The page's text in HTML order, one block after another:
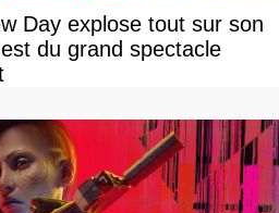
Day explose tout sur son
du grand spectacle